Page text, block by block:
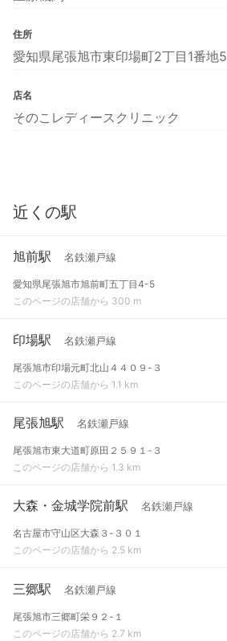
住所
愛知県尾張旭市東印場町2丁目1番地5
店名
そのこレディースクリニック
近くの駅
旭前駅 名鉄瀬戸線
愛知県尾張旭市旭前町五丁目4-5
このページの店舗から 300 m
印場駅 名鉄瀬戸線
尾張旭市印場元町北山４４０９-３
このページの店舗から 1.1 km
尾張旭駅 名鉄瀬戸線
尾張旭市東大道町原田２５９１-３
このページの店舗から 1.3 km
大森・金城学院前駅 名鉄瀬戸線
名古屋市守山区大森３-３０１
このページの店舗から 2.5 km
三郷駅 名鉄瀬戸線
尾張旭市三郷町栄９２-１
このページの店舗から 2.7 km